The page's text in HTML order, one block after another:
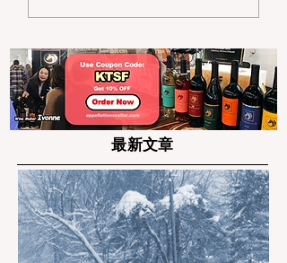
防盗实操
最新文章